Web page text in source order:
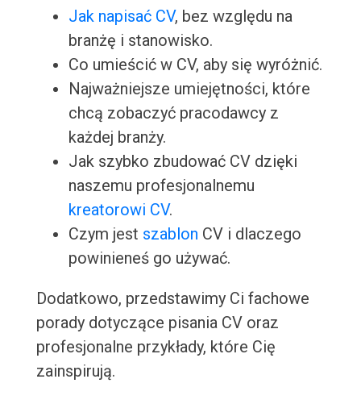
Jak napisać CV, bez względu na
branżę i stanowisko.
Co umieścić w CV, aby się wyróżnić.
Najważniejsze umiejętności, które
chcą zobaczyć pracodawcy z
każdej branży.
Jak szybko zbudować CV dzięki
naszemu profesjonalnemu
kreatorowi CV.
Czym jest szablon CV i dlaczego
powinieneś go używać.
Dodatkowo, przedstawimy Ci fachowe
porady dotyczące pisania CV oraz
profesjonalne przykłady, które Cię
zainspirują.